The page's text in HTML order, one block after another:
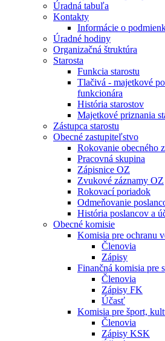
Úradná tabuľa
Kontakty
Informácie o
Úradné hodiny
Organizačná štruktúra
Starosta
Funkcia starostu
Tlačivá - majetkové
funkcionára
História starostov
Majetkové priznania
Zástupca starostu
Obecné zastupiteľstvo
Rokovanie obecného
Pracovná skupina
Zápisnice OZ
Zvukové záznamy OZ
Rokovací poriadok
Odmeňovanie
História poslancov a
Obecné komisie
Komisia pre ochranu
Členovia
Zápisy
Finančná komisia pre
Členovia
Zápisy FK
Účasť
Komisia pre šport,
Členovia
Zápisy KSK